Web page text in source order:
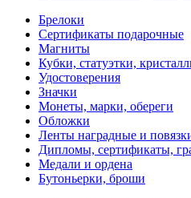
Брелоки
Сертификаты подарочные
Магниты
Кубки, статуэтки,
Удостоверения
Значки
Монеты, марки, обереги
Обложки
Ленты наградные и
Дипломы, сертификаты,
Медали и ордена
Бутоньерки, броши